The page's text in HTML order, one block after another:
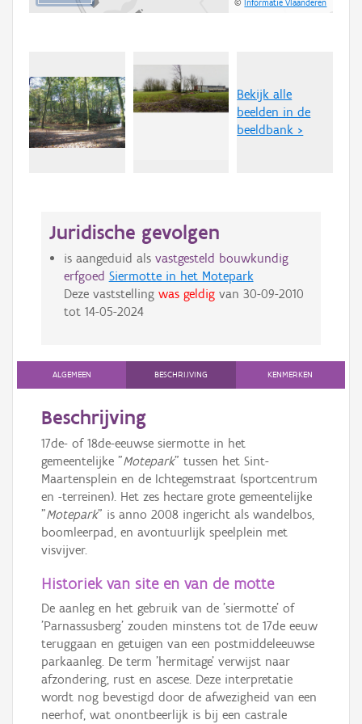
©Informatie Vlaanderen
Bekijk alle
beelden in de
beeldbank >
Juridische gevolgen
is aangeduid als vastgesteld bouwkundig
erfgoed Siermotte in het Motepark
Deze vaststelling was geldigvan 30-09-2010
tot 14-05-2024
ALGEMEEN BESCHRIJVING KENMERKEN
Beschrijving
17de- of 18de-eeuwse siermotte in het
gemeentelijke "Motepark" tussen het Sint-
Maartensplein en de Ichtegemstraat (sportcentrum
en -terreinen). Het zes hectare grote gemeentelijke
"Motepark" is anno 2008 ingericht als wandelbos,
boomleerpad, en avontuurlijk speelplein met
visvijver.
Historiek van site en van de motte
De aanleg en het gebruik van de 'siermotte' of
'Parnassusberg' zouden minstens tot de 17de eeuw
teruggaan en getuigen van een postmiddeleeuwse
parkaanleg. De term 'hermitage' verwijst naar
afzondering, rust en ascese. Deze interpretatie
wordt nog bevestigd door de afwezigheid van een
neerhof, wat onontbeerlijk is bij een castrale